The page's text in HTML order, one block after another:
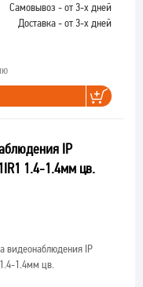
Самовывоз - от 3-х дней
Доставка - от 3-х дней
IP
1.4-1.4мм цв.
видеонаблюдения IP
1.4мм цв.